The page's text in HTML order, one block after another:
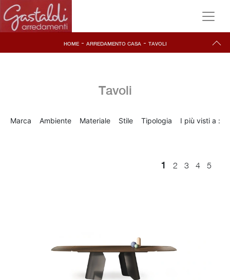
HOME- ARREDAMENTO CASA - TAVOLI
Tavoli
Marca Ambiente Materiale Stile Tipologia I più visti a :
1 2 3 4 5